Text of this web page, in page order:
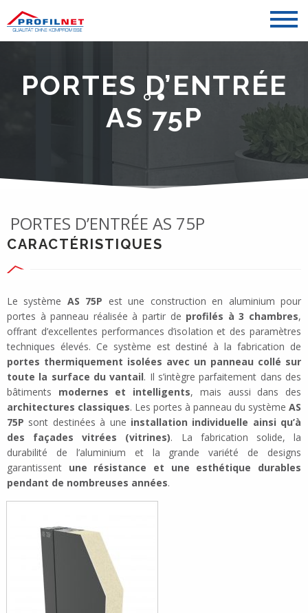
PORTES D’ENTRÉE
AS 75P
PORTES D’ENTRÉE AS 75P
CARACTÉRISTIQUES
Le système AS 75P est une construction en aluminium pour
portes à panneau réalisée à partir de profilés à 3 chambres,
offrant d’excellentes performances d’isolation et des paramètres
techniques élevés. Ce système est destiné à la fabrication de
portes thermiquement isolées avec un panneau collé sur
toute la surface du vantail. Il s’intègre parfaitement dans des
bâtiments modernes et intelligents, mais aussi dans des
architectures classiques. Les portes à panneau du système AS
75P sont destinées à une installation individuelle ainsi qu’à
des façades vitrées (vitrines). La fabrication solide, la
durabilité de l’aluminium et la grande variété de designs
garantissent une résistance et une esthétique durables
pendant de nombreuses années.